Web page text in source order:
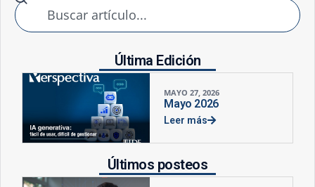
Última Edición
MAYO 27, 2026
Mayo 2026
Leer más
Últimos posteos